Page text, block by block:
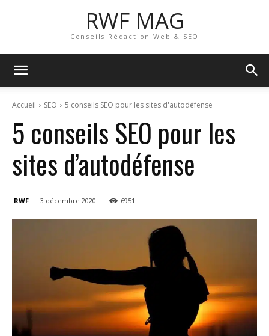
RWF MAG
Conseils Rédaction Web & SEO
Accueil SEO 5 conseils SEO pour les sites d'autodéfense
5 conseils SEO pour les
sites d’autodéfense
RWF - 3 décembre 2020 6951